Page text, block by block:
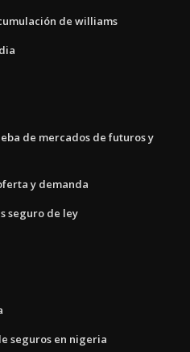
de williams
de mercados de futuros y
y demanda
seguro de ley
seguros en nigeria